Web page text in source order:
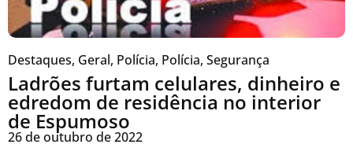
Destaques, Geral, Polícia, Polícia, Segurança
Ladrões furtam celulares, dinheiro e
edredom de residência no interior
de Espumoso
26 de outubro de 2022